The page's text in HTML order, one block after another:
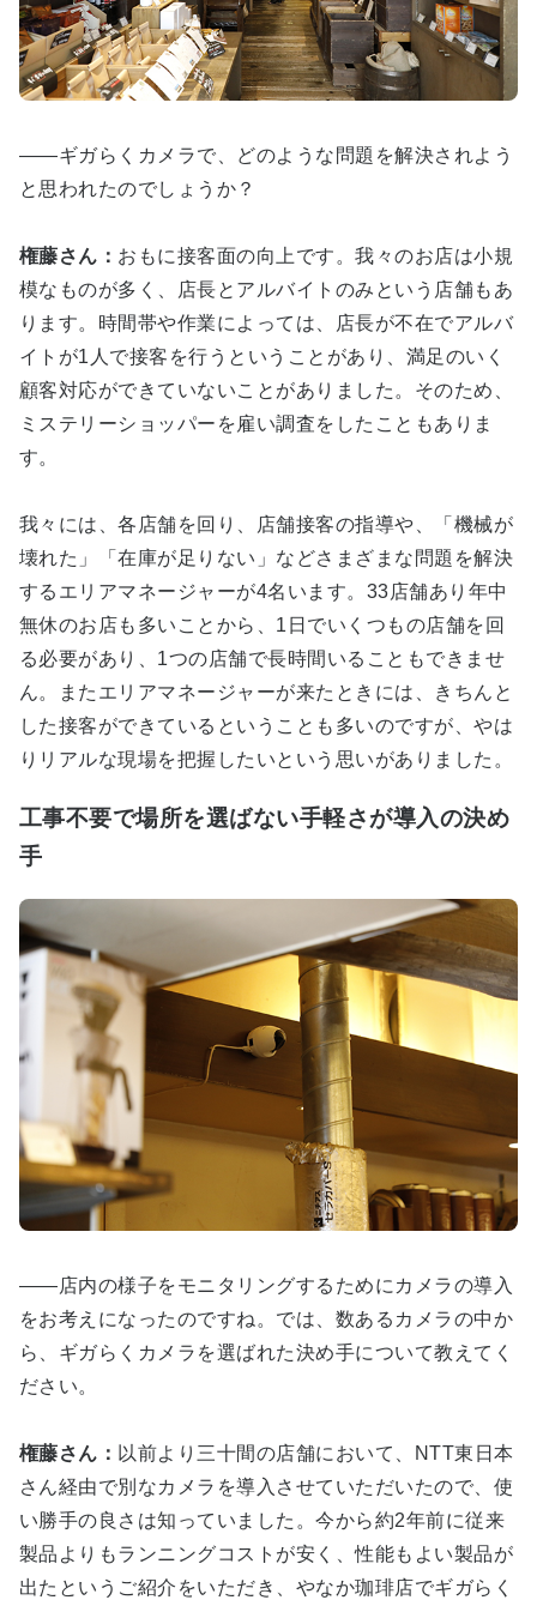
――ギガらくカメラで、どのような問題を解決されよう
と思われたのでしょうか？
権藤さん： おもに接客面の向上です。我々のお店は小規
模なものが多く、店長とアルバイトのみという店舗もあ
ります。時間帯や作業によっては、店長が不在でアルバ
イトが1人で接客を行うということがあり、満足のいく
顧客対応ができていないことがありました。そのため、
ミステリーショッパーを雇い調査をしたこともありま
す。
我々には、各店舗を回り、店舗接客の指導や、「機械が
壊れた」「在庫が足りない」などさまざまな問題を解決
するエリアマネージャーが4名います。33店舗あり年中
無休のお店も多いことから、1日でいくつもの店舗を回
る必要があり、1つの店舗で長時間いることもできませ
ん。またエリアマネージャーが来たときには、きちんと
した接客ができているということも多いのですが、やは
りリアルな現場を把握したいという思いがありました。
工事不要で場所を選ばない手軽さが導入の決め
手
――店内の様子をモニタリングするためにカメラの導入
をお考えになったのですね。では、数あるカメラの中か
ら、ギガらくカメラを選ばれた決め手について教えてく
ださい。
権藤さん： 以前より三十間の店舗において、NTT東日本
さん経由で別なカメラを導入させていただいたので、使
い勝手の良さは知っていました。今から約2年前に従来
製品よりもランニングコストが安く、性能もよい製品が
出たというご紹介をいただき、やなか珈琲店でギガらく